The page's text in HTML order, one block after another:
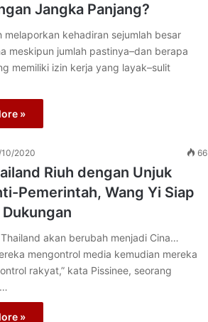
Jangka Panjang?
melaporkan kehadiran sejumlah besar
meskipun jumlah pastinya–dan berapa
memiliki izin kerja yang layak–sulit
»
10/2020 66
Riuh dengan Unjuk
Pemerintah, Wang Yi Siap
akan berubah menjadi Cina…
mengontrol media kemudian mereka
rakyat,” kata Pissinee, seorang
»